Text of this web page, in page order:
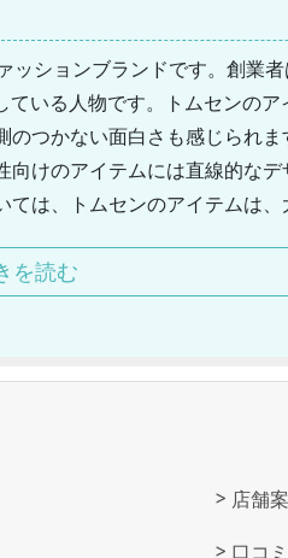
ションブランドです。創業
いる人物です。トムセンの
つかない面白さも感じられ
けのアイテムには直線的な
は、トムセンのアイテムは
います。創業者は、クロエで
を読む
店舗
口コ